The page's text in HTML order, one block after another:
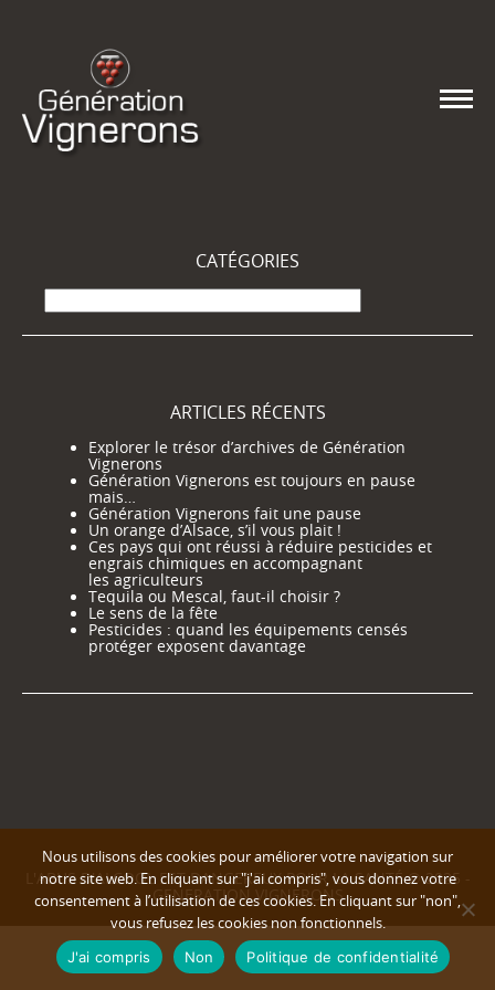
CATÉGORIES
Catégories
ARTICLES RÉCENTS
Explorer le trésor d’archives de Génération
Vignerons
Génération Vignerons est toujours en pause
mais…
Génération Vignerons fait une pause
Un orange d’Alsace, s’il vous plait !
Ces pays qui ont réussi à réduire pesticides et
engrais chimiques en accompagnant
les agriculteurs
Tequila ou Mescal, faut-il choisir ?
Le sens de la fête
Pesticides : quand les équipements censés
protéger exposent davantage
L'ABUS D'ALCOOL EST DANGEREUX POUR LA SANTÉ © 2025 -
GENERATION VIGNERONS
Nous utilisons des cookies pour améliorer votre navigation sur
notre site web. En cliquant sur "j'ai compris", vous donnez votre
consentement à l’utilisation de ces cookies. En cliquant sur "non",
vous refusez les cookies non fonctionnels.
J'ai compris Non Politique de confidentialité